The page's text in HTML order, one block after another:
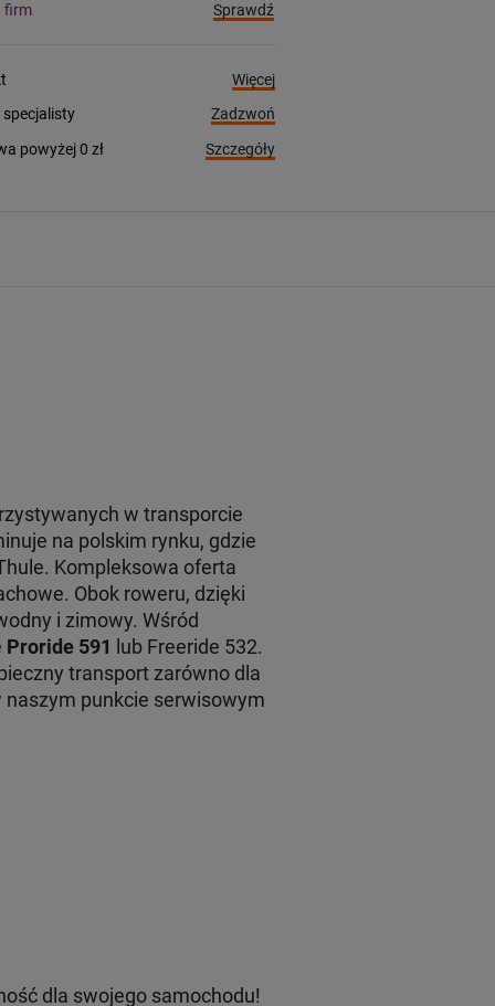
firm
Sprawdź
Więcej
Zadzwoń
powyżej 0 zł
Szczegóły
w transporcie
na polskim rynku, gdzie
Kompleksowa oferta
Obok roweru, dzięki
i zimowy. Wśród
Proride 591 lub Freeride 532.
transport zarówno dla
punkcie serwisowym
dla swojego samochodu!